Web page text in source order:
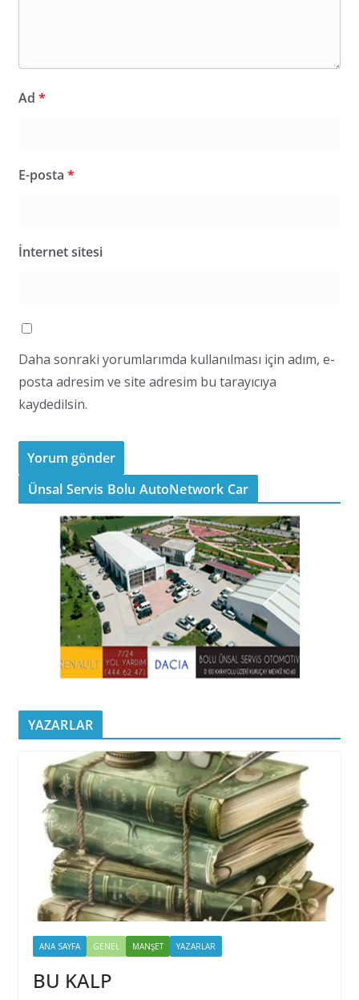
Ad *
E-posta *
İnternet sitesi
Daha sonraki yorumlarımda kullanılması için adım, e-
posta adresim ve site adresim bu tarayıcıya
kaydedilsin.
Ünsal Servis Bolu AutoNetwork Car
YAZARLAR
ANA SAYFA GENEL MANŞET YAZARLAR
BU KALP